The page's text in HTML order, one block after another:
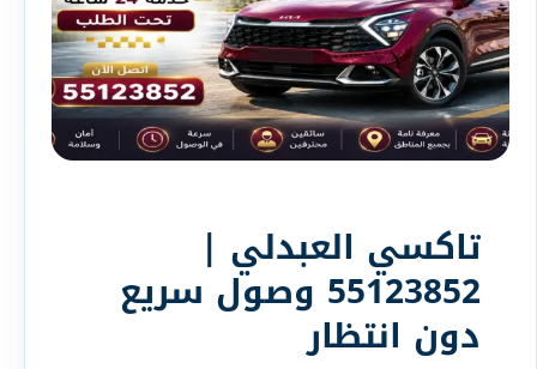
تاكسي العبدلي |
55123852 وصول سريع
دون انتظار